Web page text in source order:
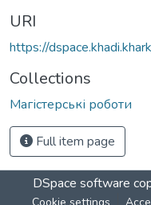
URI
https://
Collections
Магістерські роботи
Full item page
DSpace software